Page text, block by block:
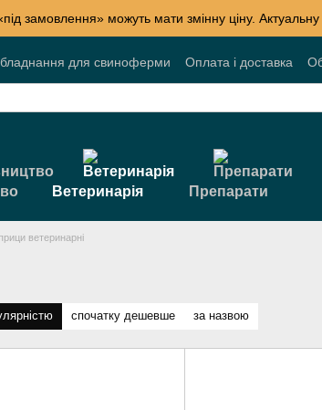
замовлення» можуть мати змінну ціну.
для свиноферми Оплата і доставка
Блог Накопичувальні знижки Акції Договір
Ветеринарія Препарати
ветеринарні
спочатку дешевше за назвою